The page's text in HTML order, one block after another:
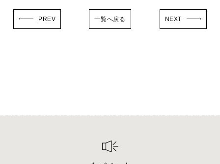
NEXT
一覧へ戻る
PREV